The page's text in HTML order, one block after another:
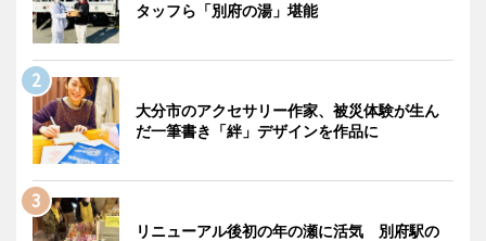
タッフら「別府の湯」堪能
大分市のアクセサリー作家、被災体験が生ん
だ一筆書き「絆」デザインを作品に
リニューアル後初の年の瀬に活気 別府駅の